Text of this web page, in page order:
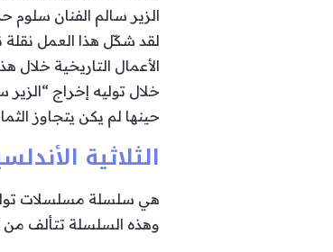
الزير سالم الفنان سلوم
لقد شكّل هذا العمل نقلة
الأعمال التاريخية خلال
خلال توليه إخراج
حينها لم يكن يتجاوز
الثلاثية
هي سلسلة مسلسلات تولى
وهذه السلسلة تتألف من المسلسلات